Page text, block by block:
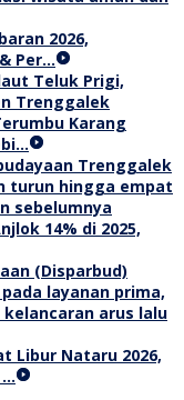
2026,
Per…
Karang
14% di 2025,
Libur Nataru 2026,
…